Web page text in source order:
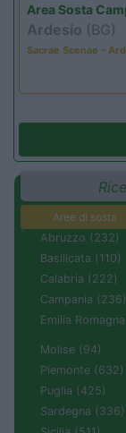
Area Sosta
Ardesio (BG)
Sacrae Scenae -
Aree di sosta
Abruzzo (232)
Basilicata (110)
Calabria (222)
Campania (236)
Emilia
Molise (94)
Piemonte (632)
Puglia (425)
Sardegna (336)